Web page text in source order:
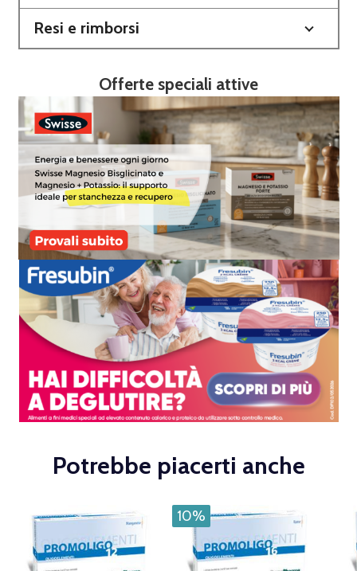
Resi e rimborsi
Offerte speciali attive
Potrebbe piacerti anche
10%